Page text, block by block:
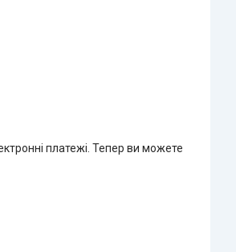
платежі. Тепер ви можете